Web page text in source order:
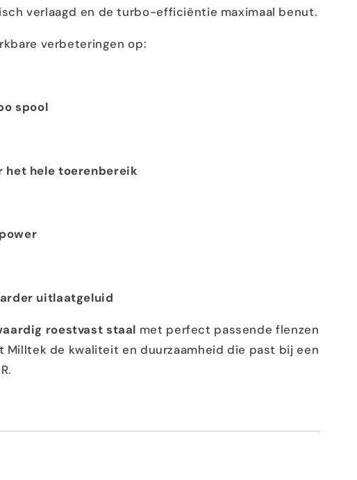
verlaagd en de turbo-efficiëntie maximaal benut.
verbeteringen op:
spool
het hele toerenbereik
uitlaatgeluid
roestvast staal met perfect passende flenzen
Milltek de kwaliteit en duurzaamheid die past bij een